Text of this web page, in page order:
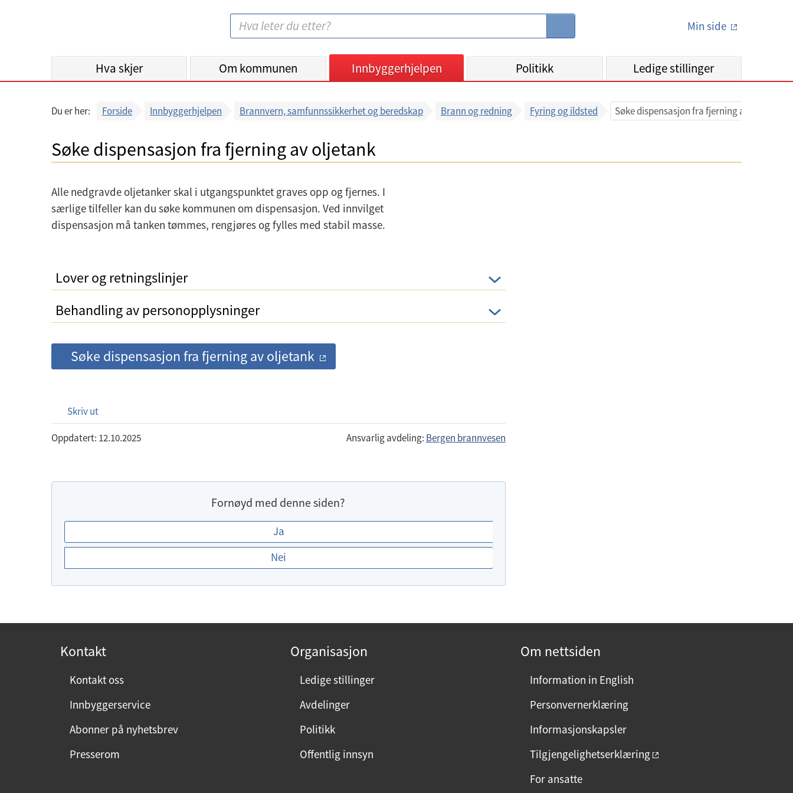
e
k
m
m
n
e
ø
k
:
S
Min side
Hva skjer Om kommunen Innbyggerhjelpen Politikk Ledige stillinger
Du er her: Forside Innbyggerhjelpen Brannvern, samfunnssikkerhet og beredskap Brann og redning Fyring og ildsted Søke dispensasjon fra fjerning av oljetank
Søke dispensasjon fra fjerning av oljetank
Alle nedgravde oljetanker skal i utgangspunktet graves opp og fjernes. I
særlige tilfeller kan du søke kommunen om dispensasjon. Ved innvilget
dispensasjon må tanken tømmes, rengjøres og fylles med stabil masse.
Lover og retningslinjer
Behandling av personopplysninger
Søke dispensasjon fra fjerning av oljetank
Skriv ut
Oppdatert: 12.10.2025 Ansvarlig avdeling: Bergen brannvesen
Fornøyd med denne siden?
E
r
r
n
ø
m
d
Ja
Nei
Kontakt
Kontakt oss
Innbyggerservice
Abonner på nyhetsbrev
Presserom
Organisasjon
Ledige stillinger
Avdelinger
Politikk
Offentlig innsyn
Om nettsiden
Information in English
Personvernerklæring
Informasjonskapsler
Tilgjengelighetserklæring
For ansatte